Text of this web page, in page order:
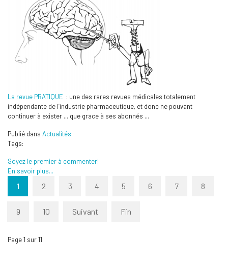
La revue PRATIQUE : une des rares revues médicales totalement
indépendante de l’industrie pharmaceutique, et donc ne pouvant
continuer à exister ... que grace à ses abonnés ...
Publié dans Actualités
Tags:
Soyez le premier à commenter!
En savoir plus...
1 2 3 4 5 6 7 8
9 10 Suivant Fin
Page 1 sur 11